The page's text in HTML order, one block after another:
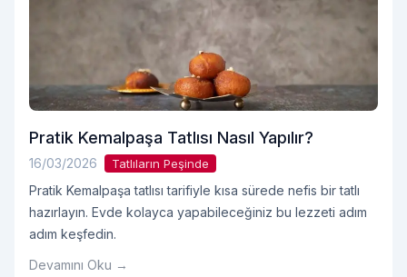
Pratik Kemalpaşa Tatlısı Nasıl Yapılır?
16/03/2026 Tatlıların Peşinde
Pratik Kemalpaşa tatlısı tarifiyle kısa sürede nefis bir tatlı
hazırlayın. Evde kolayca yapabileceğiniz bu lezzeti adım
adım keşfedin.
Devamını Oku →